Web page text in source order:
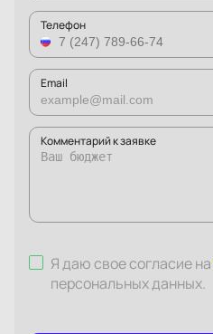
Телефон
Email
Комментарий к заявке
Я даю свое согласие на
персональных данных.